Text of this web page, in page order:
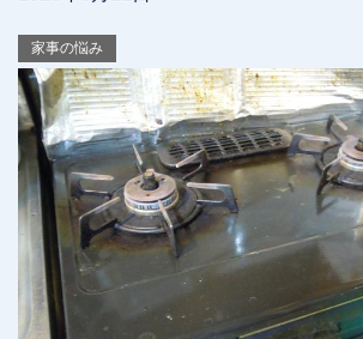
家事の悩み